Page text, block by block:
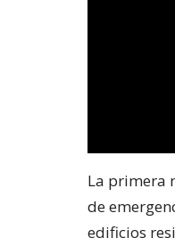
La primera
de
edificios